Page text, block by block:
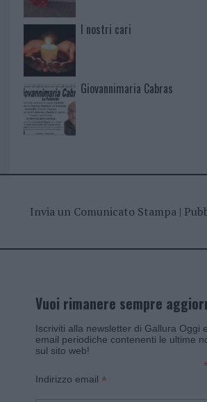
I nostri cari
Giovannimaria Cabras
Invia un Comunicato Stampa|
Vuoi rimanere sempre
Iscriviti alla newsletter di Gallura Oggi
email periodiche contenenti le ultime
sul sito web!
*
Indirizzo email *